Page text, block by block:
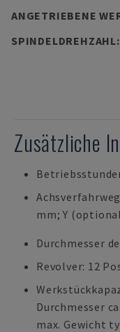
ANGETRIEBENE
SPINDELDREHZAHL:
Zusätzliche
mm; Y
Durchmesser
Revolver: 12
Durchmesser
max. Gewicht